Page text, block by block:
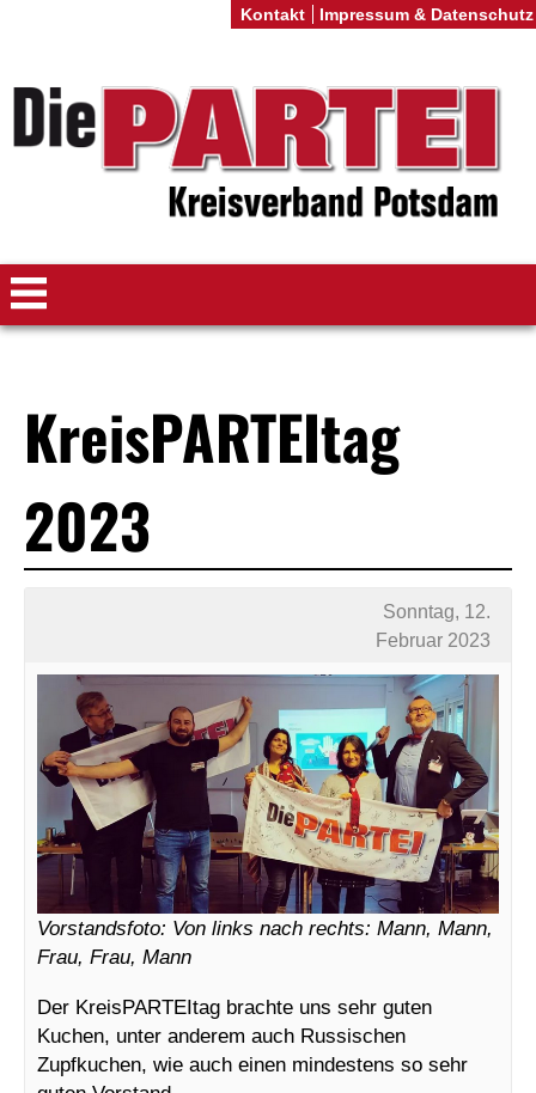
KreisPARTEItag
2023
Sonntag, 12.
Februar 2023
Vorstandsfoto: Von links nach rechts: Mann, Mann,
Frau, Frau, Mann
Der KreisPARTEItag brachte uns sehr guten
Kuchen, unter anderem auch Russischen
Zupfkuchen, wie auch einen mindestens so sehr
Kontakt Impressum & Datenschutz